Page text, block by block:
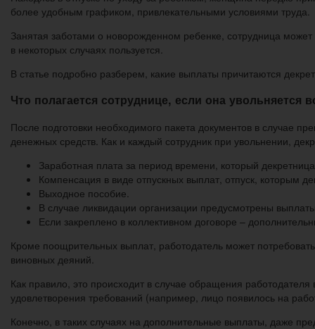
более удобным графиком, привлекательными условиями труда.
Занятая заботами о новорожденном ребенке, сотрудница
в некоторых случаях пользуется.
В статье подробно разберем, какие выплаты причитаются
Что полагается сотруднице, если она увольняется
После подготовки необходимого пакета документов в случае
денежных средств. Как и каждый сотрудник при увольнении,
Заработная плата за период времени, который
Компенсация в виде отпускных выплат, отпуск, которым
Выходное пособие.
В случае ликвидации организации предусмотрены
Если закреплено в коллективном договоре –
Кроме поощрительных выплат, работодатель может
виновных деяний.
Как правило, это происходит в случае обращения
удовлетворения требований (например, лицо появилось на
Конечно, в таких случаях на дополнительные выплаты, даже